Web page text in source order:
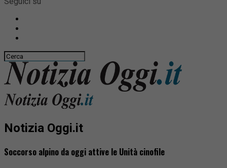
Notizia Oggi.it
Soccorso alpino da oggi attive le Unità cinofile